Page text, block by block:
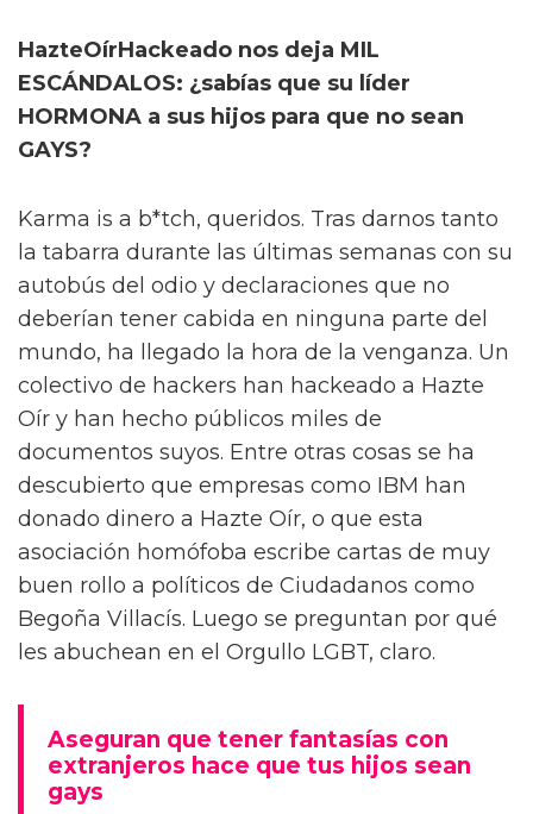
HazteOírHackeado nos deja MIL
ESCÁNDALOS: ¿sabías que su líder
HORMONA a sus hijos para que no sean
GAYS?
Karma is a b*tch, queridos. Tras darnos tanto
la tabarra durante las últimas semanas con su
autobús del odio y declaraciones que no
deberían tener cabida en ninguna parte del
mundo, ha llegado la hora de la venganza. Un
colectivo de hackers han hackeado a Hazte
Oír y han hecho públicos miles de
documentos suyos. Entre otras cosas se ha
descubierto que empresas como IBM han
donado dinero a Hazte Oír, o que esta
asociación homófoba escribe cartas de muy
buen rollo a políticos de Ciudadanos como
Begoña Villacís. Luego se preguntan por qué
les abuchean en el Orgullo LGBT, claro.
Aseguran que tener fantasías con
extranjeros hace que tus hijos sean
gays